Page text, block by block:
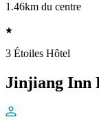
1.46km du centre
3 Étoiles Hôtel
Jinjiang Inn